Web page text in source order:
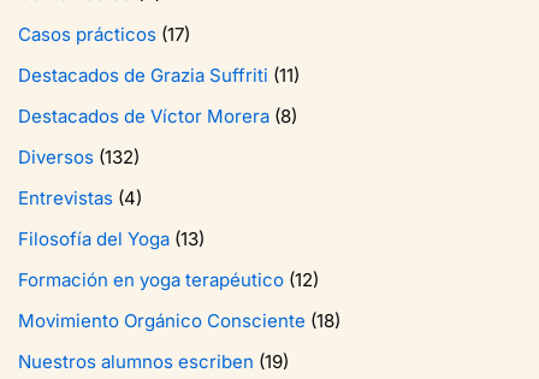
Casos prácticos (17)
Destacados de Grazia Suffriti (11)
Destacados de Víctor Morera (8)
Diversos (132)
Entrevistas (4)
Filosofía del Yoga (13)
Formación en yoga terapéutico (12)
Movimiento Orgánico Consciente (18)
Nuestros alumnos escriben (19)